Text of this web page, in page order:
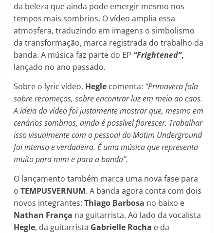
da beleza que ainda pode emergir mesmo nos
tempos mais sombrios. O vídeo amplia essa
atmosfera, traduzindo em imagens o simbolismo
da transformação, marca registrada do trabalho da
banda. A música faz parte do EP “Frightened”,
lançado no ano passado.
Sobre o lyric vídeo, Hegle comenta: “Primavera fala
sobre recomeços, sobre encontrar luz em meio ao caos.
A ideia do vídeo foi justamente mostrar que, mesmo em
cenários sombrios, ainda é possível florescer. Trabalhar
isso visualmente com o pessoal do Motim Underground
foi intenso e verdadeiro. É uma música que representa
muito para mim e para a banda”.
O lançamento também marca uma nova fase para
oTEMPUSVERNUM. A banda agora conta com dois
novos integrantes:Thiago Barbosa no baixo e
Nathan França na guitarrista. Ao lado da vocalista
Hegle, da guitarrista Gabrielle Rocha e da